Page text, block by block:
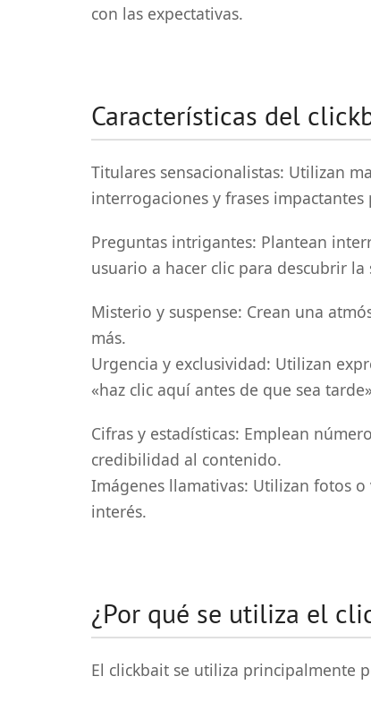
con las expectativas.
Características del
Titulares sensacionalistas: Utilizan
interrogaciones y frases
Preguntas intrigantes: Plantean
usuario a hacer clic para descubrir la
Misterio y suspense: Crean una
más.
Urgencia y exclusividad: Utilizan
«haz clic aquí antes de que sea
Cifras y estadísticas: Emplean
credibilidad al contenido.
Imágenes llamativas: Utilizan fotos
interés.
¿Por qué se utiliza el
El clickbait se utiliza principalmente